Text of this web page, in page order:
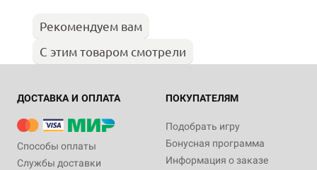
Рекомендуем вам
С этим товаром смотрели
ДОСТАВКА И ОПЛАТА
Способы оплаты
Службы доставки
ПОКУПАТЕЛЯМ
Подобрать игру
Бонусная программа
Информация о заказе